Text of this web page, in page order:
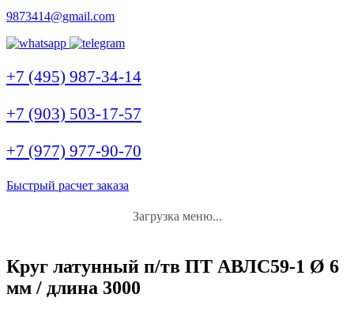
9873414@gmail.com
+7 (495) 987-34-14
+7 (903) 503-17-57
+7 (977) 977-90-70
Быстрый расчет заказа
Загрузка меню...
Круг латунный п/тв ПТ АВЛС59-1 Ø 6
мм / длина 3000